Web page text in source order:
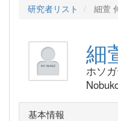
研究者リスト 細萱
細
ホソ
基本情報